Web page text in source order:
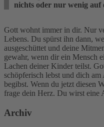
nichts oder nur wenig
Gott wohnt immer in dir. Nur
Lebens. Du spürst ihn dann,
ausgeschüttet und deine
gewahr, wenn dir ein Mensch
Lachen deiner Kinder teilst.
schöpferisch lebst und dich
begibst. Wenn du jetzt diesen
frage dein Herz. Du wirst eine
Archiv